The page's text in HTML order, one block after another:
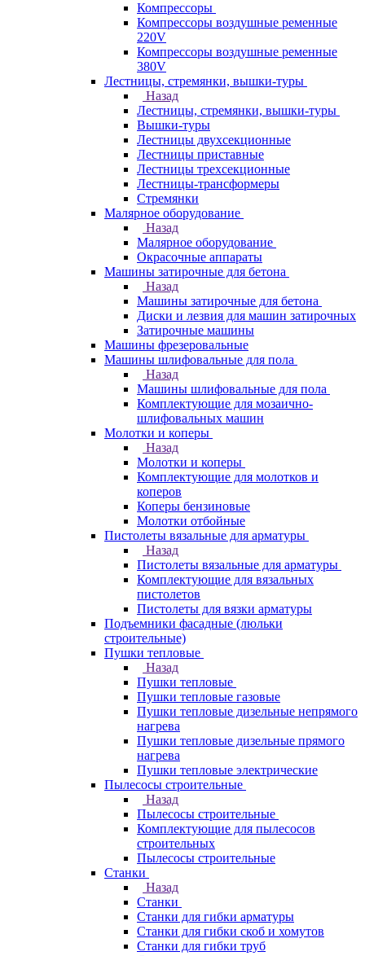
Компрессоры
Компрессоры воздушные ременные
220V
Компрессоры воздушные ременные
380V
Лестницы, стремянки, вышки-туры
Назад
Лестницы, стремянки, вышки-туры
Вышки-туры
Лестницы двухсекционные
Лестницы приставные
Лестницы трехсекционные
Лестницы-трансформеры
Стремянки
Малярное оборудование
Назад
Малярное оборудование
Окрасочные аппараты
Машины затирочные для бетона
Назад
Машины затирочные для бетона
Диски и лезвия для машин затирочных
Затирочные машины
Машины фрезеровальные
Машины шлифовальные для пола
Назад
Машины шлифовальные для пола
Комплектующие для мозаично-
шлифовальных машин
Молотки и коперы
Назад
Молотки и коперы
Комплектующие для молотков и
коперов
Коперы бензиновые
Молотки отбойные
Пистолеты вязальные для арматуры
Назад
Пистолеты вязальные для арматуры
Комплектующие для вязальных
пистолетов
Пистолеты для вязки арматуры
Подъемники фасадные (люльки
строительные)
Пушки тепловые
Назад
Пушки тепловые
Пушки тепловые газовые
Пушки тепловые дизельные непрямого
нагрева
Пушки тепловые дизельные прямого
нагрева
Пушки тепловые электрические
Пылесосы строительные
Назад
Пылесосы строительные
Комплектующие для пылесосов
строительных
Пылесосы строительные
Станки
Назад
Станки
Станки для гибки арматуры
Станки для гибки скоб и хомутов
Станки для гибки труб